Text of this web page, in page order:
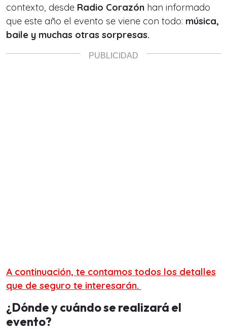
contexto, desde Radio Corazón han informado
que este año el evento se viene con todo: música,
baile y muchas otras sorpresas.
A continuación, te contamos todos los detalles
que de seguro te interesarán.
¿Dónde y cuándo se realizará el
evento?